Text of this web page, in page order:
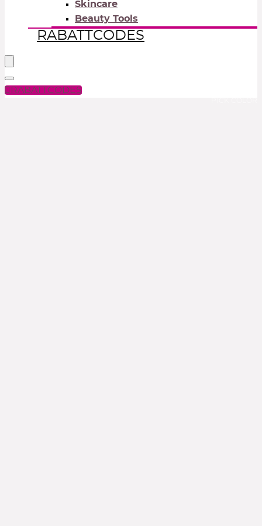
Skincare
Beauty Tools
RABATTCODES
RABATTCODES